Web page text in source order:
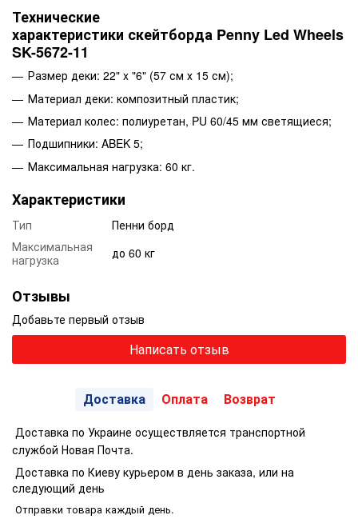
Технические
характеристики скейтборда Penny Led Wheels
SK-5672-11
Размер деки: 22" x "6" (57 см х 15 см);
Материал деки: композитный пластик;
Материал колес: полиуретан, PU 60/45 мм светящиеся;
Подшипники: ABEK 5;
Максимальная нагрузка: 60 кг.
Характеристики
Тип
Пенни борд
Максимальная
нагрузка
до 60 кг
Отзывы
Добавьте первый отзыв
Написать отзыв
Доставка Оплата Возврат
Доставка по Украине осуществляется транспортной
службой Новая Почта.
Доставка по Киеву курьером в день заказа, или на
следующий день
Отправки товара каждый день.